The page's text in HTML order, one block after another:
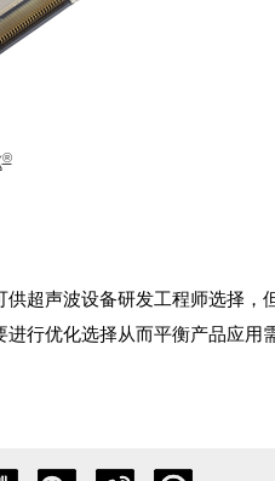
®
供超声波设备研发工程师选择
行优化选择从而平衡产品应用